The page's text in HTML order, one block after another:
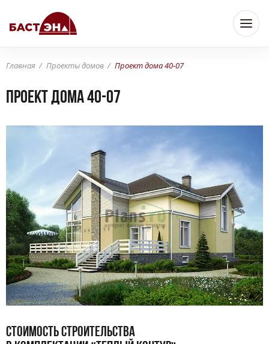
Главная Проекты домов Проект дома 40-07
Проект дома 40-07
СТОИМОСТЬ СТРОИТЕЛЬСТВА